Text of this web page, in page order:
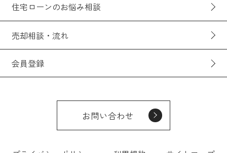
住宅ローンのお悩み相談
売却相談・流れ
会員登録
お問い合わせ